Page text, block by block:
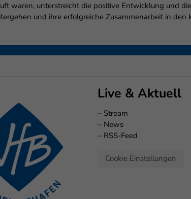
waren, unterstreicht die positive Entwicklung und
und ihre erfolgreiche Zusammenarbeit in den
Live & Aktuell
– Stream
– News
– RSS-Feed
Cookie Einstellungen